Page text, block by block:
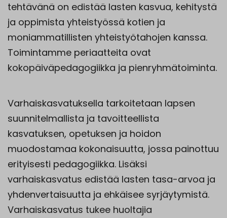
tehtävänä on edistää lasten kasvua, kehitystä
ja oppimista yhteistyössä kotien ja
moniammatillisten yhteistyötahojen kanssa.
Toimintamme periaatteita ovat
kokopäiväpedagogiikka ja pienryhmätoiminta.
Varhaiskasvatuksella tarkoitetaan lapsen
suunnitelmallista ja tavoitteellista
kasvatuksen, opetuksen ja hoidon
muodostamaa kokonaisuutta, jossa painottuu
erityisesti pedagogiikka. Lisäksi
varhaiskasvatus edistää lasten tasa-arvoa ja
yhdenvertaisuutta ja ehkäisee syrjäytymistä.
Varhaiskasvatus tukee huoltajia